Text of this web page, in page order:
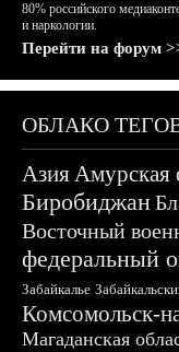
80% российского
и наркологии.
Перейти на форум
ОБЛАКО
АзияАмурская
Биробиджан
Восточный
федеральный
Забайкалье
Комсомольск-
Магаданская